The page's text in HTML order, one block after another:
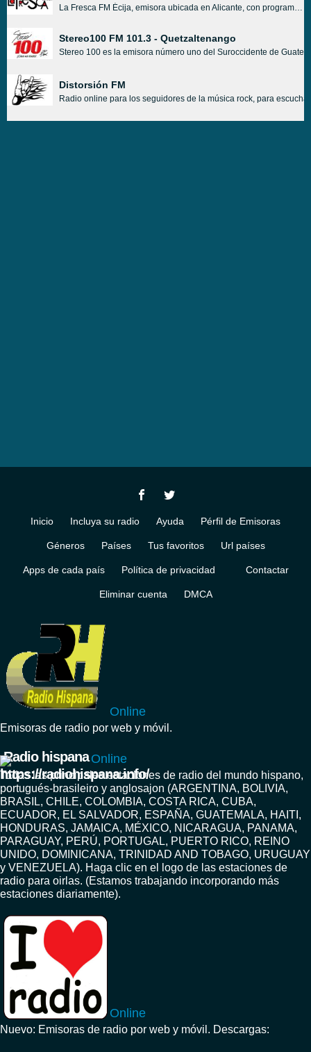
La Fresca FM Écija, emisora ubicada en Alicante, con programas de entretenimiento, noticias y la música del momento.
Stereo100 FM 101.3 - Quetzaltenango
Stereo 100 es la emisora número uno del Suroccidente de
Distorsión FM
Radio online para los seguidores de la música rock, para
Inicio Incluya su radio Ayuda Pérfil de Emisoras
Géneros Países Tus favoritos Url países
Apps de cada país Política de privacidad Contactar
Eliminar cuenta DMCA
Online
Emisoras de radio por web y móvil.
Radio hispana Online
Todas las principales estaciones de radio del mundo hispano,
portugués-brasileiro y anglosajon (ARGENTINA, BOLIVIA,
BRASIL, CHILE, COLOMBIA, COSTA RICA, CUBA,
ECUADOR, EL SALVADOR, ESPAÑA, GUATEMALA, HAITI,
HONDURAS, JAMAICA, MÉXICO, NICARAGUA, PANAMA,
PARAGUAY, PERÚ, PORTUGAL, PUERTO RICO, REINO
UNIDO, DOMINICANA, TRINIDAD AND TOBAGO, URUGUAY
y VENEZUELA). Haga clic en el logo de las estaciones de
radio para oirlas. (Estamos trabajando incorporando más
estaciones diariamente).
Online
Nuevo: Emisoras de radio por web y móvil. Descargas: